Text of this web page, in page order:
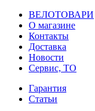
ВЕЛОТОВАРИ
О магазине
Контакты
Доставка
Новости
Сервис, ТО
Гарантия
Статьи